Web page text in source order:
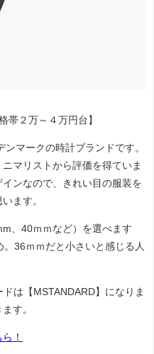
帯２万～４万円台】
マークの時計ブランドです。
マリストから評価を得ていま
ンなので、きれい目の服装を
ます。
、40ｍｍなど）を選べます
36ｍｍだと小さいと感じる人
ドは【MSTANDARD】になりま
す。
！